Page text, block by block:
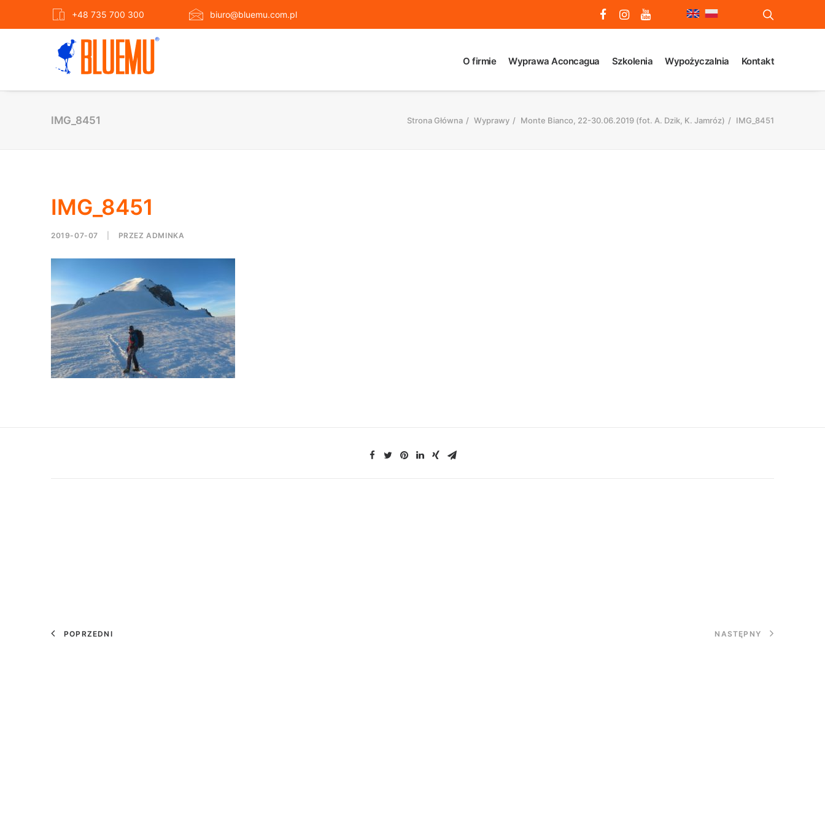
+48 735 700 300 biuro@bluemu.com.pl
O firmie Wyprawa Aconcagua Szkolenia Wypożyczalnia Kontakt
IMG_8451 Strona Główna Wyprawy Monte Bianco, 22-30.06.2019 (fot. A. Dzik, K. Jamróz) IMG_8451
IMG_8451
2019-07-07 PRZEZADMINKA
POPRZEDNI NASTĘPNY